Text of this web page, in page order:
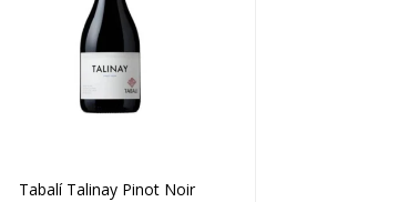
Tabalí Talinay Pinot Noir